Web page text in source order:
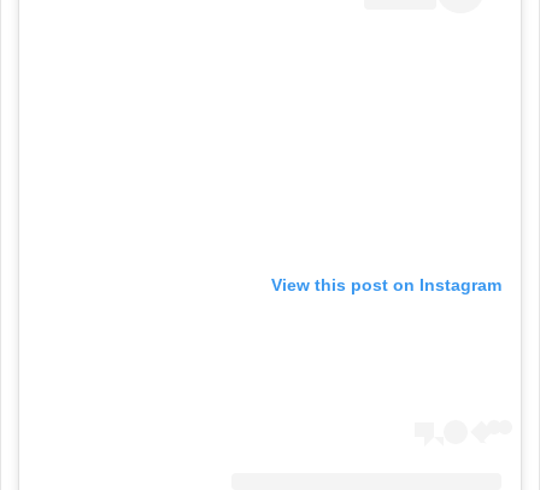
View this post on Instagram